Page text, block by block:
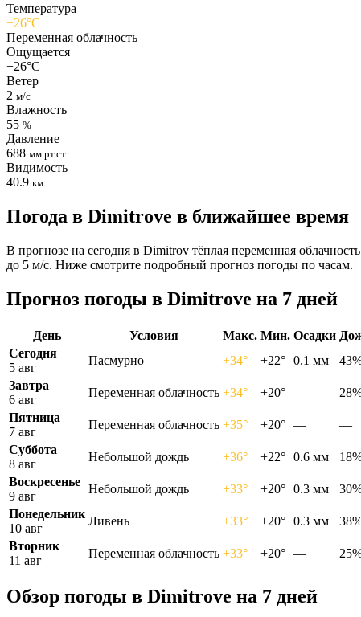
Температура
+26°C
Переменная облачность
Ощущается
+26°C
Ветер
2 м/с
Влажность
55 %
Давление
688 мм рт.ст.
Видимость
40.9 км
Погода в Dimitrovе в ближайшее время
В прогнозе на сегодня в Dimitrov тёплая переменная
до 5 м/с. Ниже смотрите подробный прогноз погоды по часам.
Прогноз погоды в Dimitrovе на 7 дней
День Условия Макс. Мин. Осадки
Сегодня
5 авг
Пасмурно +34° +22° 0.1 мм
Завтра
6 авг
Переменная облачность +34° +20° —
Пятница
7 авг
Переменная облачность +35° +20° —
—
Суббота
8 авг
Небольшой дождь +36° +22° 0.6 мм
Воскресенье
9 авг
Небольшой дождь +33° +20° 0.3 мм
Понедельник
10 авг
Ливень +33° +20° 0.3 мм
Вторник
11 авг
Переменная облачность +33° +20° —
Обзор погоды в Dimitrovе на 7 дней